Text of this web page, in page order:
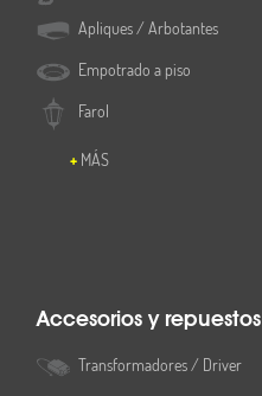
Apliques / Arbotantes
Empotrado a piso
Farol
MÁS
Accesorios y repuestos
Transformadores / Driver